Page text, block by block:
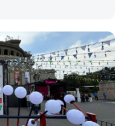
SIM
ընտրվելու են
միջոցով։
յան և YouTube-յան